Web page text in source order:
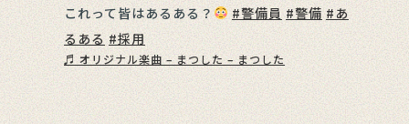
これって皆はあるある？ #警備員 #警備 #あ
るある #採用
♬ オリジナル楽曲 – まつした – まつした